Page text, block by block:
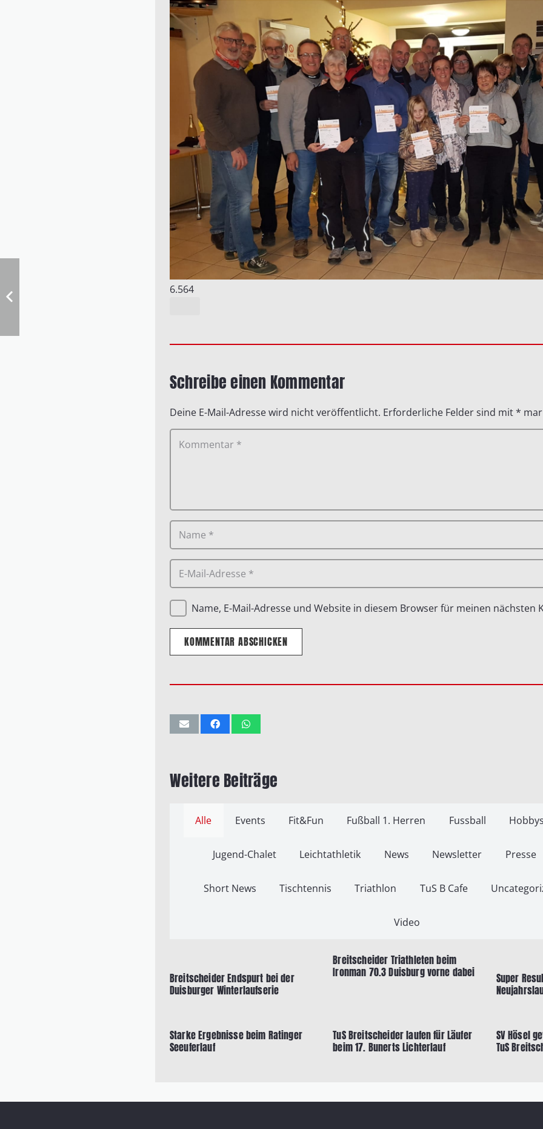
6.564
Schreibe einen Kommentar
Deine E-Mail-Adresse wird nicht veröffentlicht. Erforderliche Felder sind mit*
Name, E-Mail-Adresse und Website in diesem Browser für meinen nächsten
KOMMENTAR ABSCHICKEN
Weitere Beiträge
Alle Events Fit&Fun Fußball 1. Herren Fussball
Jugend-Chalet Leichtathletik News Newsletter Presse
Short News Tischtennis Triathlon TuS B Cafe
Video
Breitscheider Endspurt bei der
Duisburger Winterlaufserie
Breitscheider Triathleten beim
Ironman 70.3 Duisburg vorne dabei
Super
Starke Ergebnisse beim Ratinger
Seeuferlauf
TuS Breitscheider laufen für Läufer
beim 17. Bunerts Lichterlauf
SV Hösel
TuS